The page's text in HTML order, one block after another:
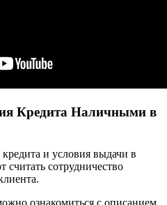
Кредита Наличными в
и условия выдачи в
считать сотрудничество